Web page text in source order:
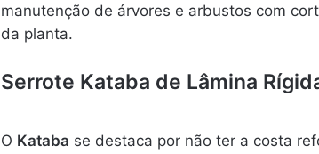
manutenção de árvores e arbustos com
da planta.
Serrote Kataba de Lâmina
O Kataba se destaca por não ter a costa